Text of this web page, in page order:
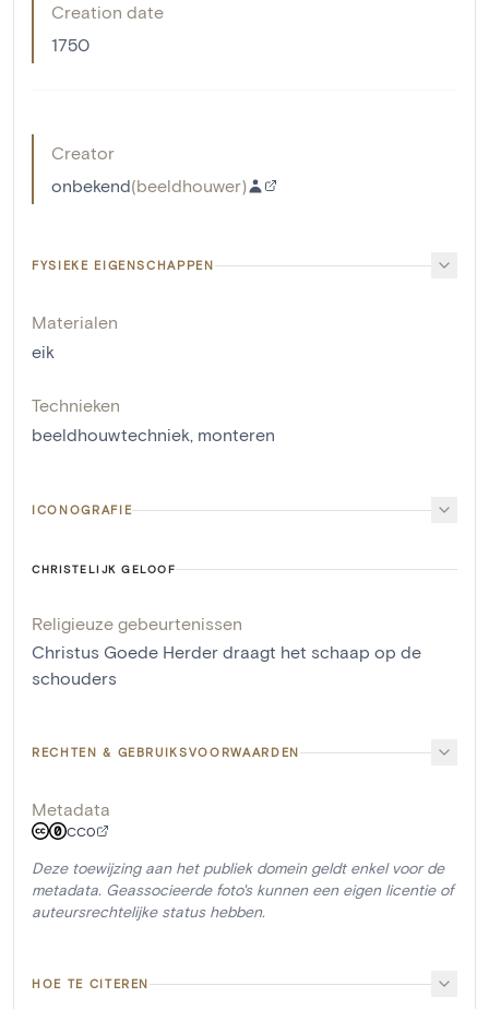
Creation date
1750
Creator
onbekend(beeldhouwer)
FYSIEKE EIGENSCHAPPEN
Materialen
eik
Technieken
beeldhouwtechniek, monteren
ICONOGRAFIE
CHRISTELIJK GELOOF
Religieuze gebeurtenissen
Christus Goede Herder draagt het schaap op de
schouders
RECHTEN & GEBRUIKSVOORWAARDEN
Metadata
CC0
Deze toewijzing aan het publiek domein geldt enkel voor de
metadata. Geassocieerde foto's kunnen een eigen licentie of
auteursrechtelijke status hebben.
HOE TE CITEREN